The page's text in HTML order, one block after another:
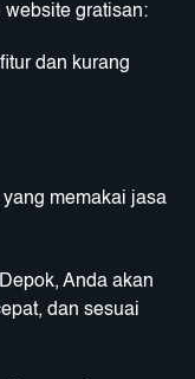
website gratisan:
dan kurang
memakai jasa
Anda akan
dan sesuai